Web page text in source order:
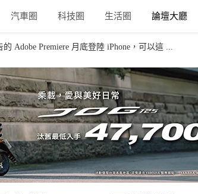
汽車圈 科技圈 生活圈 論壇大廳
Adobe Premiere 月底登陸 iPhone，可以這 ...